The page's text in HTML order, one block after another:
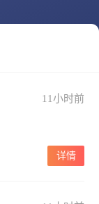
11小时前
详情